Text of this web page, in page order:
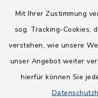
Mit Ihrer Zustimmung
sog. Tracking-Cookies,
verstehen, wie unsere
unser Angebot weiter
hierfür können Sie
Kreis Segeberg
NEU!
Holsteiner